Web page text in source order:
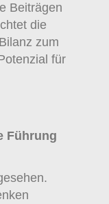
Beiträgen
die
zum
für
Führung